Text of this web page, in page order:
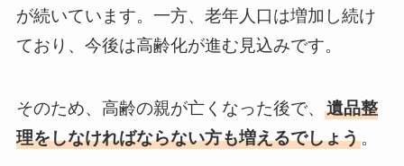
が続いています。一方、老年人口は増加し続け
ており、今後は高齢化が進む見込みです。
そのため、高齢の親が亡くなった後で、 遺品整
理をしなければならない方も増えるでしょう。